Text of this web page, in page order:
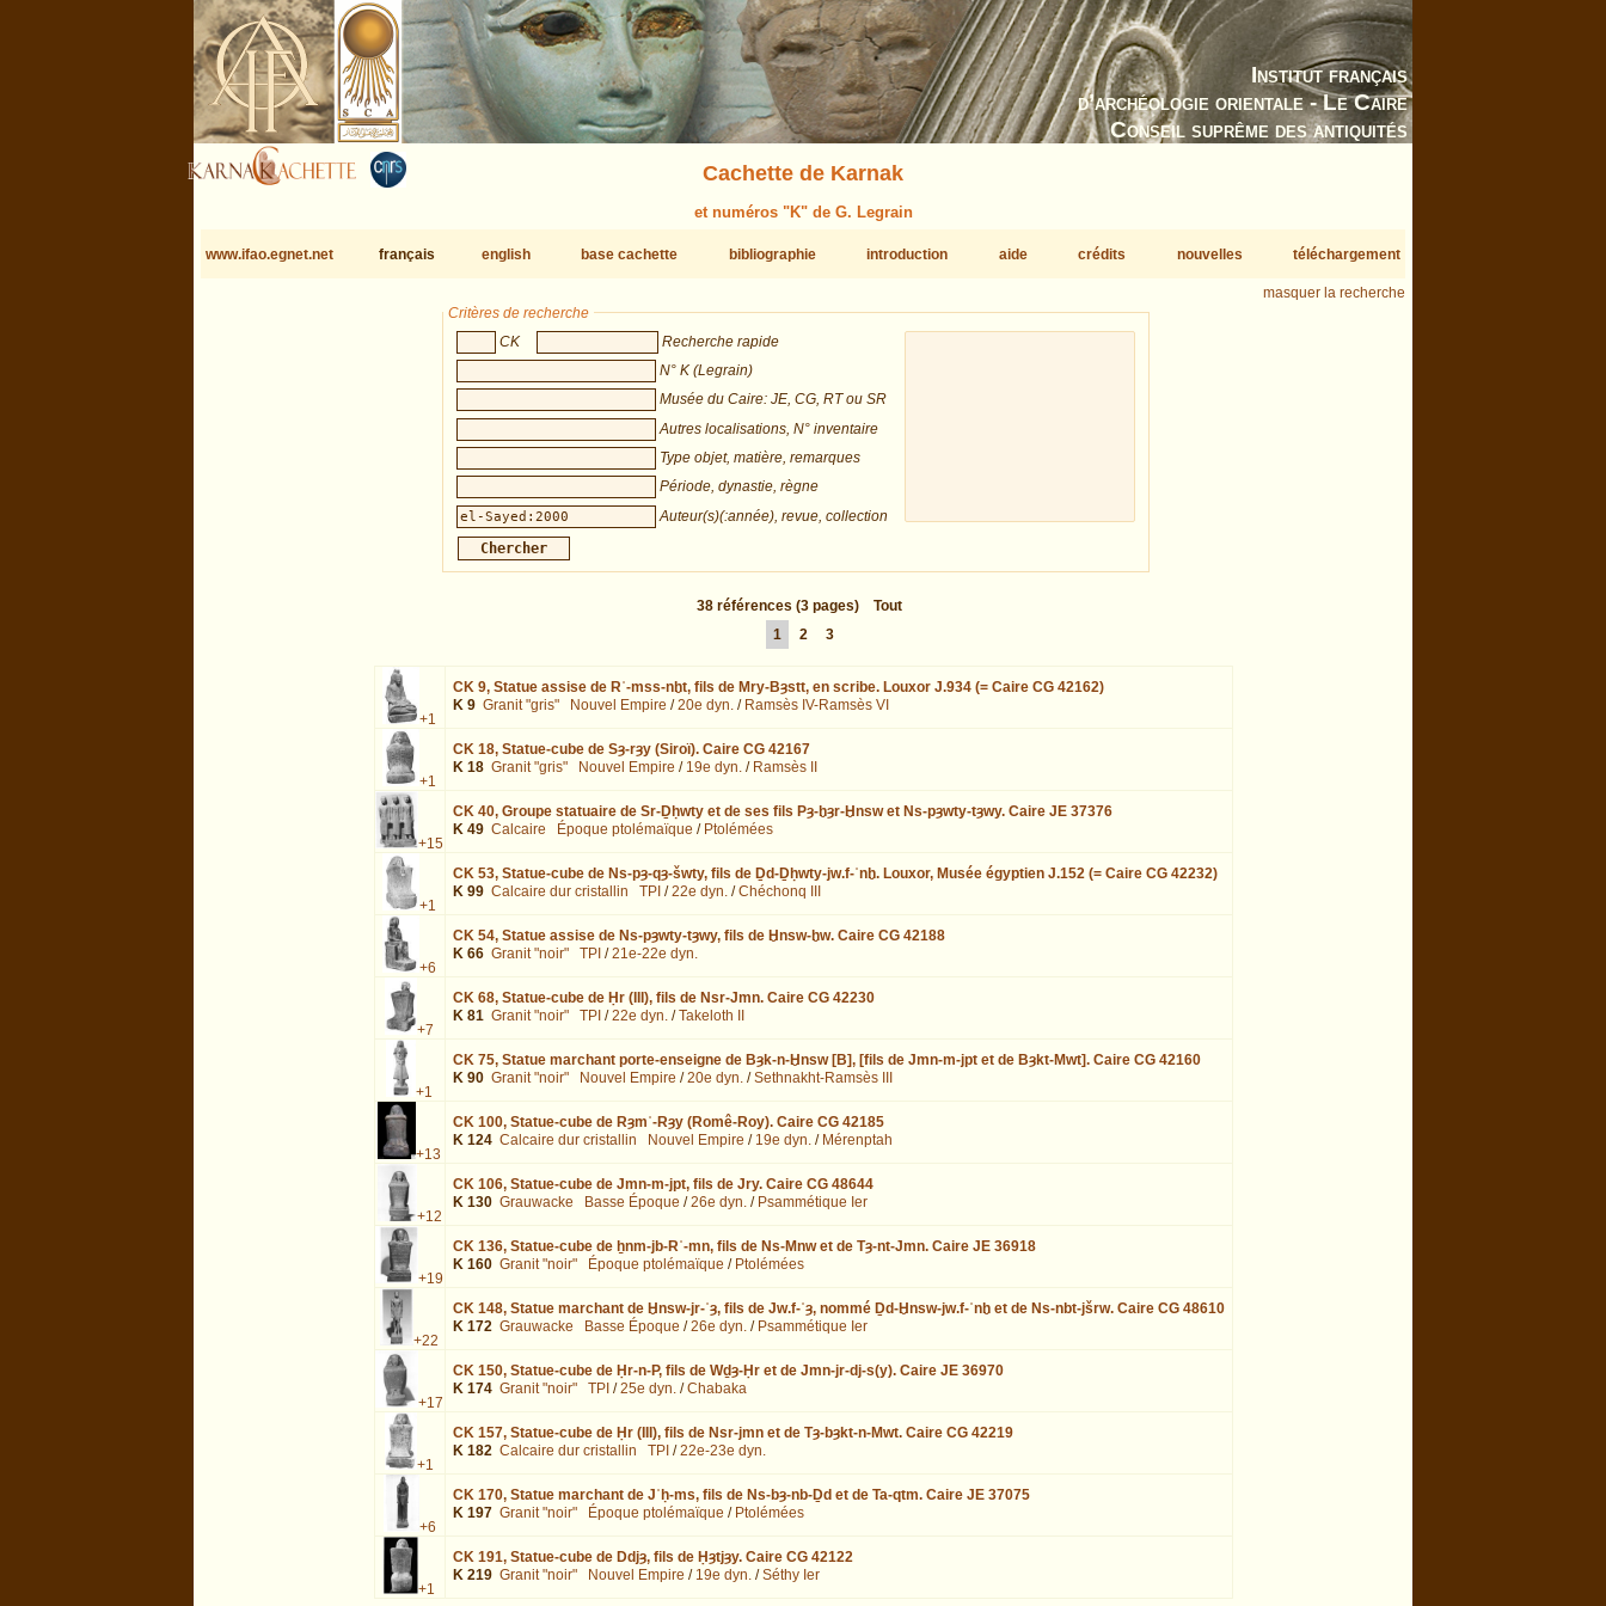
Institut français
d’archéologie orientale - Le Caire
Conseil suprême des antiquités
Cachette de Karnak
et numéros "K" de G. Legrain
www.ifao.egnet.net français english base cachette bibliographie introduction aide crédits nouvelles téléchargement
masquer la recherche
Critères de recherche
CK
Recherche rapide
N° K (Legrain)
Musée du Caire: JE, CG, RT ou SR
Autres localisations, N° inventaire
Type objet, matière, remarques
Période, dynastie, règne
Auteur(s)(:année), revue, collection
38 références (3 pages)
Tout
1
2 3
+1
CK 9, Statue assise de Rʿ-mss-nḫt, fils de Mry-Bȝstt, en scribe. Louxor J.934 (= Caire CG 42162)
K 9 Granit "gris" Nouvel Empire /20e dyn. / Ramsès IV-Ramsès VI
+1
CK 18, Statue-cube de Sȝ-rȝy (Siroï). Caire CG 42167
K 18 Granit "gris" Nouvel Empire / 19e dyn. / Ramsès II
+15
CK 40, Groupe statuaire de Sr-Ḏḥwty et de ses fils Pȝ-ḫȝr-Ḫnsw et Ns-pȝwty-tȝwy. Caire JE 37376
K 49 Calcaire Époque ptolémaïque / Ptolémées
+1
CK 53, Statue-cube de Ns-pȝ-qȝ-šwty, fils de Ḏd-Ḏḥwty-jw.f-ʿnḫ. Louxor, Musée égyptien J.152 (= Caire CG 42232)
K 99 Calcaire dur cristallin TPI /22e dyn. /Chéchonq III
+6
CK 54, Statue assise de Ns-pȝwty-tȝwy, fils de Ḫnsw-ḫw. Caire CG 42188
K 66 Granit "noir" TPI /21e-22e dyn.
+7
CK 68, Statue-cube de Ḥr (III), fils de Nsr-Jmn. Caire CG 42230
K 81 Granit "noir" TPI /22e dyn. /Takeloth II
+1
CK 75, Statue marchant porte-enseigne de Bȝk-n-Ḫnsw [B], [fils de Jmn-m-jpt et de Bȝkt-Mwt]. Caire CG 42160
K 90 Granit "noir" Nouvel Empire /20e dyn. /Sethnakht-Ramsès III
+13
CK 100, Statue-cube de Rȝmʿ-Rȝy (Romê-Roy). Caire CG 42185
K 124 Calcaire dur cristallin Nouvel Empire / 19e dyn. / Mérenptah
+12
CK 106, Statue-cube de Jmn-m-jpt, fils de Jry. Caire CG 48644
K 130 Grauwacke Basse Époque /26e dyn. / Psammétique Ier
+19
CK 136, Statue-cube de ẖnm-jb-Rʿ-mn, fils de Ns-Mnw et de Tȝ-nt-Jmn. Caire JE 36918
K 160 Granit "noir" Époque ptolémaïque / Ptolémées
+22
CK 148, Statue marchant de Ḫnsw-jr-ʿȝ, fils de Jw.f-ʿȝ, nommé Ḏd-Ḫnsw-jw.f-ʿnḫ et de Ns-nbt-jšrw. Caire CG 48610
K 172 Grauwacke Basse Époque /26e dyn. / Psammétique Ier
+17
CK 150, Statue-cube de Ḥr-n-P, fils de Wḏȝ-Ḥr et de Jmn-jr-dj-s(y). Caire JE 36970
K 174 Granit "noir" TPI /25e dyn. /Chabaka
+1
CK 157, Statue-cube de Ḥr (III), fils de Nsr-jmn et de Tȝ-bȝkt-n-Mwt. Caire CG 42219
K 182 Calcaire dur cristallin TPI /22e-23e dyn.
+6
CK 170, Statue marchant de Jʿḥ-ms, fils de Ns-bȝ-nb-Ḏd et de Ta-qtm. Caire JE 37075
K 197 Granit "noir" Époque ptolémaïque / Ptolémées
+1
CK 191, Statue-cube de Ddjȝ, fils de Ḥȝtjȝy. Caire CG 42122
K 219 Granit "noir" Nouvel Empire / 19e dyn. /Séthy Ier